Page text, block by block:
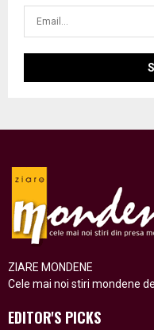
ZIARE MONDENE
Cele mai noi stiri mondene
EDITOR'S PICKS